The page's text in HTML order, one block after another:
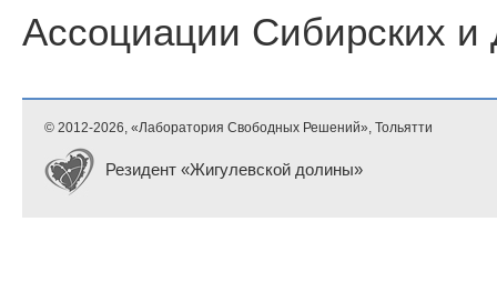
Ассоциации Сибирских и
© 2012-2026, «Лаборатория Свободных Решений», Тольятти
Резидент «Жигулевской долины»